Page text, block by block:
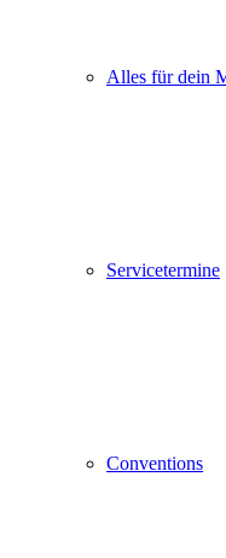
Alles für dein
Servicetermine
Conventions